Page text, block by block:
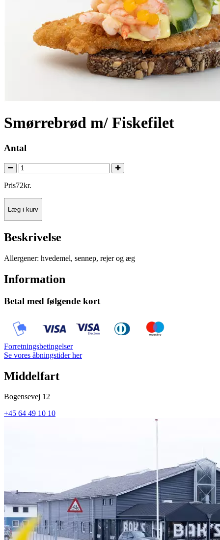
Smørrebrød m/ Fiskefilet
Antal
Pris72kr.
Læg i kurv
Beskrivelse
Allergener: hvedemel, sennep, rejer og æg
Information
Betal med følgende kort
Forretningsbetingelser
Se vores åbningstider her
Middelfart
Bogensevej 12
+45 64 49 10 10